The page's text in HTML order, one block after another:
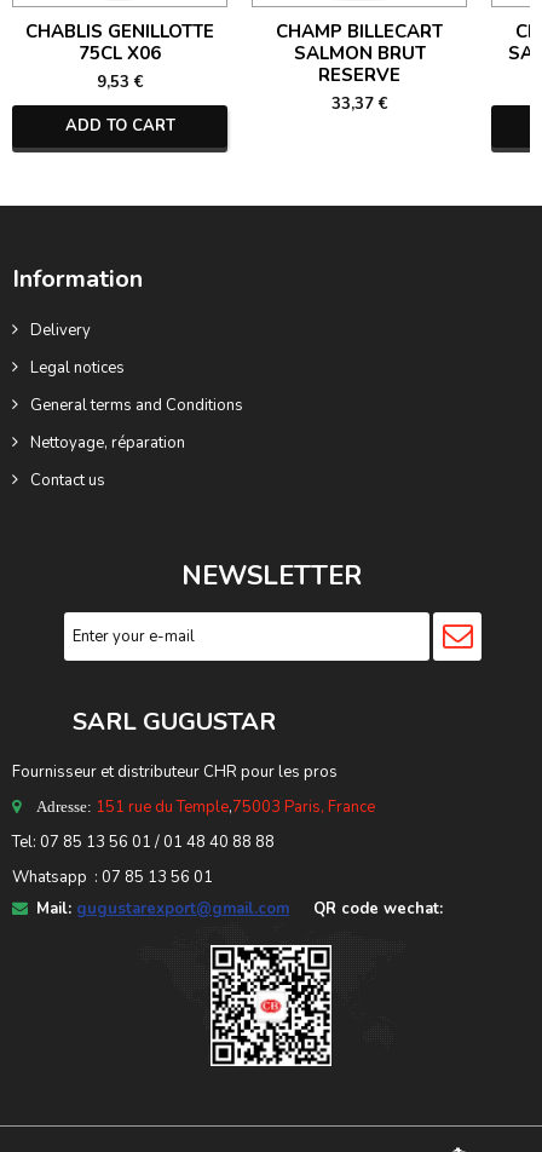
CHABLIS GENILLOTTE
75CL X06
9,53 €
ADD TO CART
CHAMP BILLECART
SALMON BRUT
RESERVE
33,37 €
Information
Delivery
Legal notices
General terms and Conditions
Nettoyage, réparation
Contact us
NEWSLETTER
SARL GUGUSTAR
Fournisseur et distributeur CHR pour les pros
Adresse: 151 rue du Temple,75003 Paris, France
Tel: 07 85 13 56 01 / 01 48 40 88 88
Whatsapp : 07 85 13 56 01
Mail: gugustarexport@gmail.com QR code wechat: